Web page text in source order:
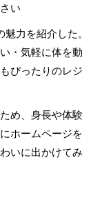
い
力を紹介した。
・気軽に体を動
ぴったりのレジ
め、身長や体験
ホームページを
いに出かけてみ